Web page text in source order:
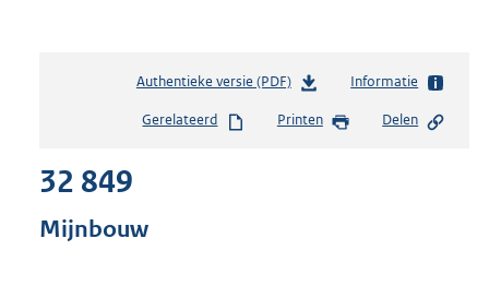
Authentieke versie (PDF)b
s
Informatie
Gerelateerd Printen Delen
32 849
Mijnbouw